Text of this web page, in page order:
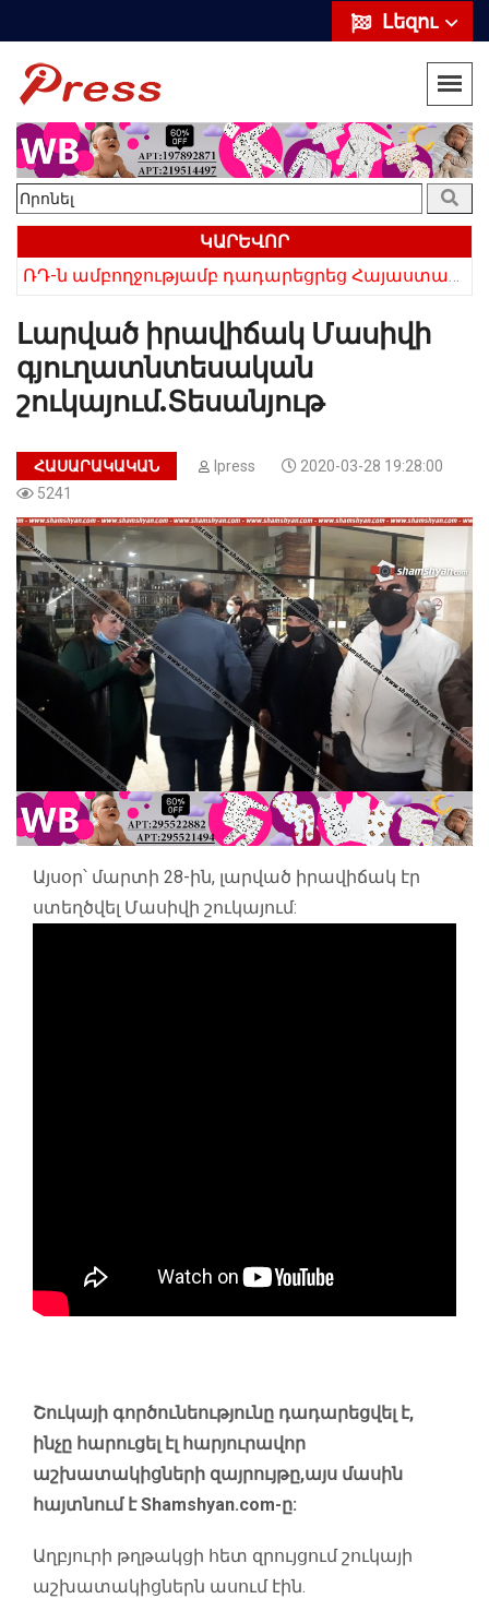
Լեզու
ԿԱՐԵՎՈՐ
Լարված իրավիճակ Մասիվի
գյուղատնտեսական
շուկայում.Տեսանյութ
ՀԱՍԱՐԱԿԱԿԱՆ Ipress
2020-03-28 19:28:00
5241
Այսօր՝ մարտի 28-ին, լարված իրավիճակ էր
ստեղծվել Մասիվի շուկայում:
Շուկայի գործունեությունը դադարեցվել է,
ինչը հարուցել էլ հարյուրավոր
աշխատակիցների զայրույթը,այս մասին
հայտնում է Shamshyan.com-ը:
Աղբյուրի թղթակցի հետ զրույցում շուկայի
աշխատակիցներն ասում էին.